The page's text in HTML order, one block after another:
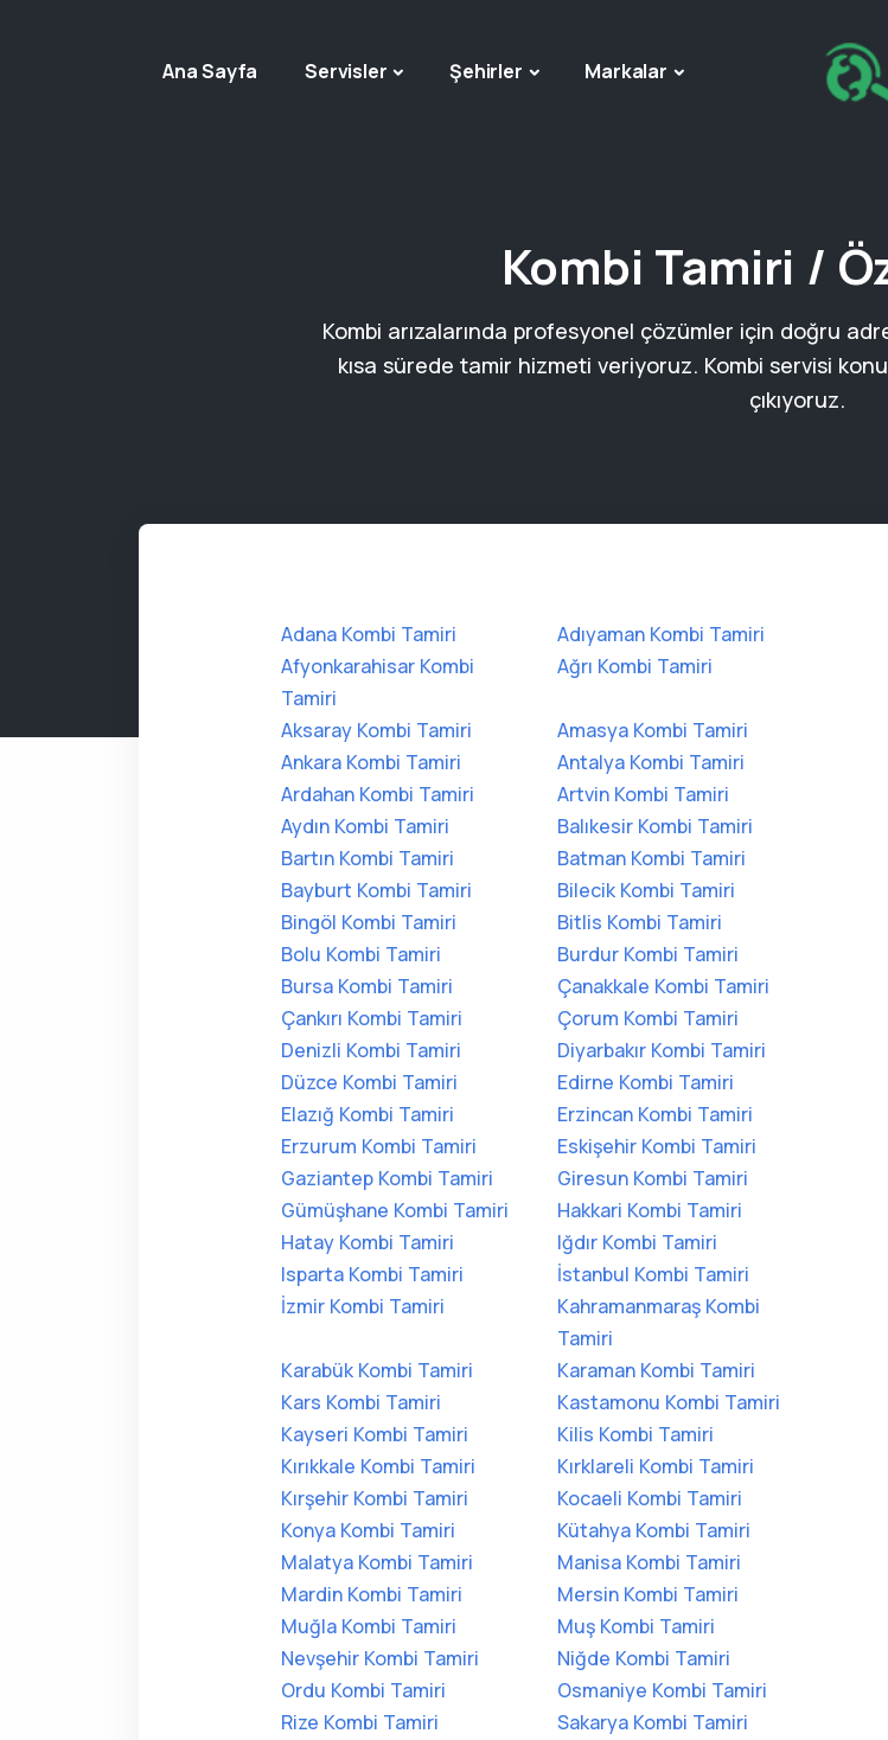
Ana Sayfa Servisler Şehirler Markalar
Kombi Tamiri /
Kombi arızalarında profesyonel çözümler için doğru
kısa sürede tamir hizmeti veriyoruz. Kombi servisi
çıkıyoruz.
Adana Kombi Tamiri
Adıyaman Kombi Tamiri
Afyonkarahisar Kombi
Tamiri
Ağrı Kombi Tamiri
Aksaray Kombi Tamiri
Amasya Kombi Tamiri
Ankara Kombi Tamiri
Antalya Kombi Tamiri
Ardahan Kombi Tamiri
Artvin Kombi Tamiri
Aydın Kombi Tamiri
Balıkesir Kombi Tamiri
Bartın Kombi Tamiri
Batman Kombi Tamiri
Bayburt Kombi Tamiri
Bilecik Kombi Tamiri
Bingöl Kombi Tamiri
Bitlis Kombi Tamiri
Bolu Kombi Tamiri
Burdur Kombi Tamiri
Bursa Kombi Tamiri
Çanakkale Kombi Tamiri
Çankırı Kombi Tamiri
Çorum Kombi Tamiri
Denizli Kombi Tamiri
Diyarbakır Kombi Tamiri
Düzce Kombi Tamiri
Edirne Kombi Tamiri
Elazığ Kombi Tamiri
Erzincan Kombi Tamiri
Erzurum Kombi Tamiri
Eskişehir Kombi Tamiri
Gaziantep Kombi Tamiri
Giresun Kombi Tamiri
Gümüşhane Kombi Tamiri
Hakkari Kombi Tamiri
Hatay Kombi Tamiri
Iğdır Kombi Tamiri
Isparta Kombi Tamiri
İstanbul Kombi Tamiri
İzmir Kombi Tamiri
Kahramanmaraş Kombi
Tamiri
Karabük Kombi Tamiri
Karaman Kombi Tamiri
Kars Kombi Tamiri
Kastamonu Kombi Tamiri
Kayseri Kombi Tamiri
Kilis Kombi Tamiri
Kırıkkale Kombi Tamiri
Kırklareli Kombi Tamiri
Kırşehir Kombi Tamiri
Kocaeli Kombi Tamiri
Konya Kombi Tamiri
Kütahya Kombi Tamiri
Malatya Kombi Tamiri
Manisa Kombi Tamiri
Mardin Kombi Tamiri
Mersin Kombi Tamiri
Muğla Kombi Tamiri
Muş Kombi Tamiri
Nevşehir Kombi Tamiri
Niğde Kombi Tamiri
Ordu Kombi Tamiri
Osmaniye Kombi Tamiri
Rize Kombi Tamiri
Sakarya Kombi Tamiri